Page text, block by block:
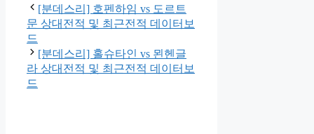
[분데스리] 호펜하임 vs 도르트
문 상대전적 및 최근전적 데이터보
드
[분데스리] 홀슈타인 vs 묀헨글
라 상대전적 및 최근전적 데이터보
드